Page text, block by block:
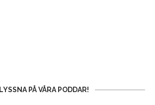
LYSSNA PÅ VÅRA PODDAR!